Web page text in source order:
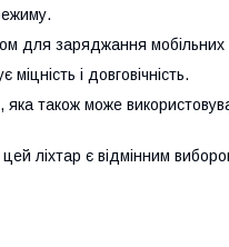
для заряджання мобільних
і довговічність.
також може
ліхтар є відмінним